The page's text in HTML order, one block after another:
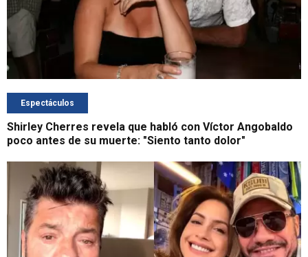
Espectáculos
Shirley Cherres revela que habló con Víctor Angobaldo
poco antes de su muerte: "Siento tanto dolor"